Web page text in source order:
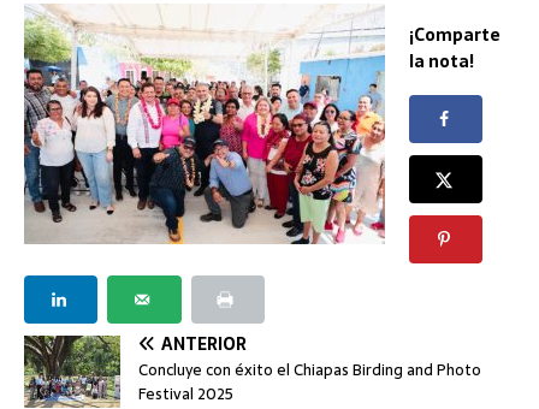
¡Comparte
la nota!
ANTERIOR
Concluye con éxito el Chiapas Birding and Photo
Festival 2025